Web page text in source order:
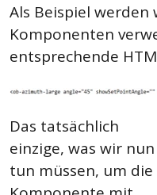
Als Beispiel werden
Komponenten
entsprechende
Das tatsächlich
einzige, was wir nun
tun müssen, um die